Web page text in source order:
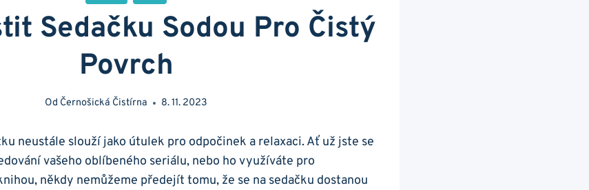
Sedačku Sodou Pro Čistý
Povrch
Od Černošická Čistírna 8. 11. 2023
neustále slouží jako útulek pro odpočinek a relaxaci. Ať už jste se
vašeho oblíbeného seriálu, nebo ho využíváte pro
někdy nemůžeme předejít tomu, že se na sedačku dostanou